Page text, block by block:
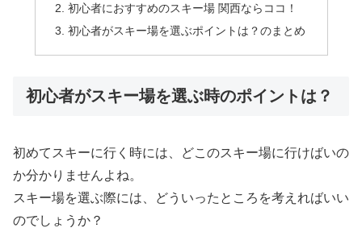
初心者におすすめのスキー場 関西ならココ！
初心者がスキー場を選ぶポイントは？のまとめ
初心者がスキー場を選ぶ時のポイントは？
初めてスキーに行く時には、どこのスキー場に行けばいの
か分かりませんよね。
スキー場を選ぶ際には、どういったところを考えればいい
のでしょうか？